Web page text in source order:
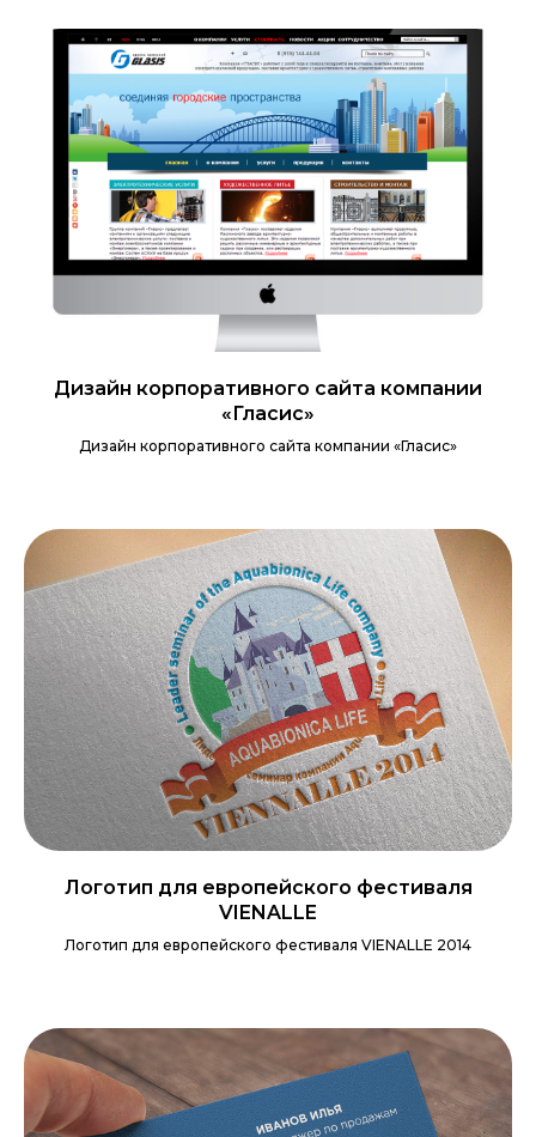
Дизайн корпоративного сайта компании
«Гласис»
Дизайн корпоративного сайта компании «Гласис»
Логотип для европейского фестиваля
VIENALLE
Логотип для европейского фестиваля VIENALLE 2014